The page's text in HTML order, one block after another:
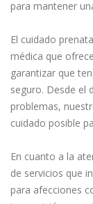
para mantener
El cuidado
médica que
garantizar que
seguro. Desde el
problemas,
cuidado posible
En cuanto a la
de servicios que
para afecciones